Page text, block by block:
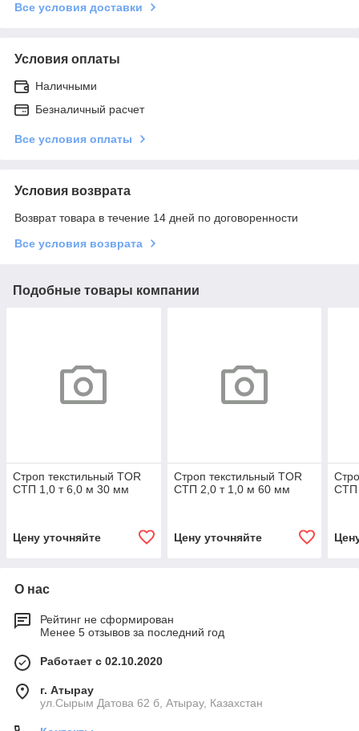
Все условия доставки
Условия оплаты
Наличными
Безналичный расчет
Все условия оплаты
Условия возврата
Возврат товара в течение 14 дней по договоренности
Все условия возврата
Подобные товары компании
Строп текстильный TOR
СТП 1,0 т 6,0 м 30 мм
Цену уточняйте
Строп текстильный TOR
СТП 2,0 т 1,0 м 60 мм
Цену уточняйте
СТП
О нас
Рейтинг не сформирован
Менее 5 отзывов за последний год
Работает с 02.10.2020
г. Атырау
ул.Сырым Датова 62 б, Атырау, Казахстан